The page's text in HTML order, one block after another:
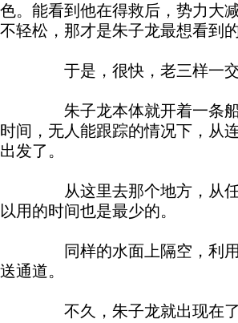
色。能看到他在得救后，势力大
不轻松，那才是朱子龙最想看到的
于是，很快，老三样一交
朱子龙本体就开着一条船
时间，无人能跟踪的情况下，从
出发了。
从这里去那个地方，从任
以用的时间也是最少的。
同样的水面上隔空，利用
送通道。
不久，朱子龙就出现在了